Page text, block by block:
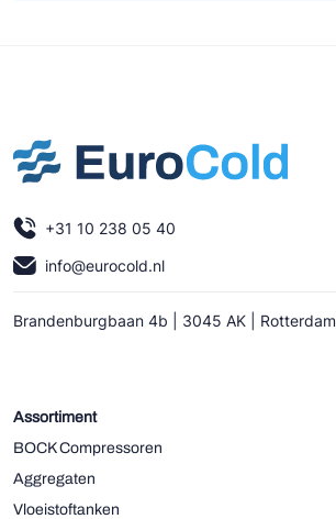
+31 10 238 05 40
info@eurocold.nl
Brandenburgbaan 4b | 3045 AK | Rotterdam
Assortiment
BOCK Compressoren
Aggregaten
Vloeistoftanken